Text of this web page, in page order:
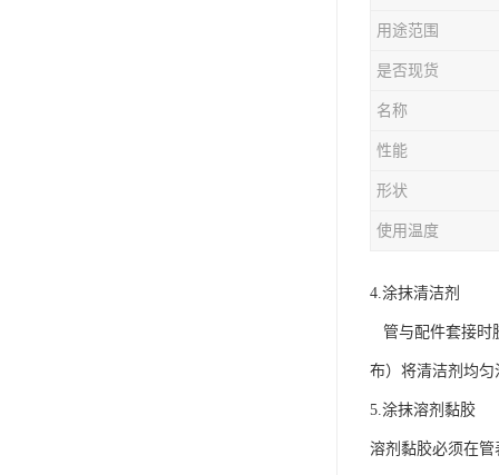
用途范围
是否现货
名称
性能
形状
使用温度
4.涂抹清洁剂
管与配件套接时
布）将清洁剂均匀
5.涂抹溶剂黏胶
溶剂黏胶必须在